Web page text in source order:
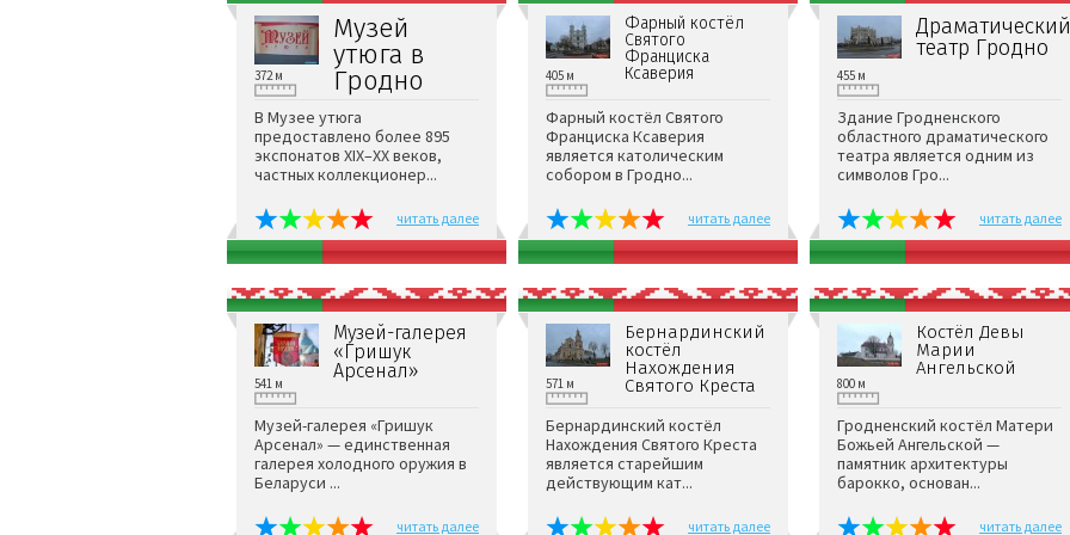
Музей
утюга в
Гродно
372 м
В Музее утюга
предоставлено более 895
экспонатов XIX–XX веков,
частных коллекционер...
читать далее
Фарный костёл
Святого
Франциска
Ксаверия
405 м
Фарный костёл Святого
Франциска Ксаверия
является католическим
собором в Гродно...
читать далее
Драматический
театр Гродно
455 м
Здание Гродненского
областного драматического
театра является одним из
символов Гро...
читать далее
Музей-галерея
«Гришук
Арсенал»
541 м
Музей-галерея «Гришук
Арсенал» — единственная
галерея холодного оружия в
Беларуси ...
читать далее
Бернардинский
костёл
Нахождения
Святого Креста
571 м
Бернардинский костёл
Нахождения Святого Креста
является старейшим
действующим кат...
читать далее
Костёл Девы
Марии
Ангельской
800 м
Гродненский костёл Матери
Божьей Ангельской —
памятник архитектуры
барокко, основан...
читать далее